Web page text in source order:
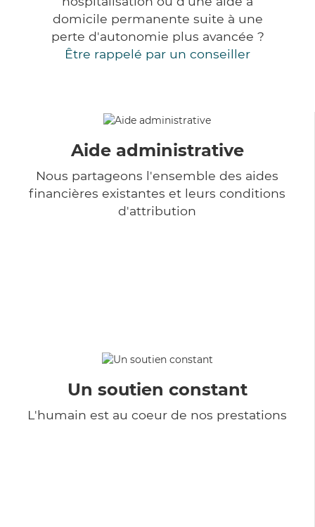
domicile permanente suite à une
perte d'autonomie plus avancée ?
Être rappelé par un conseiller
Aide administrative
Nous partageons l'ensemble des aides
financières existantes et leurs conditions
d'attribution
Un soutien constant
L'humain est au coeur de nos prestations